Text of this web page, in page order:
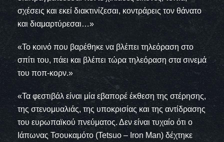
σχέσεις και εκεί διακτινίζεσαι, κοντράρεις τον θάνατο
και διαμαρτύρεσαι…»
«Το κοινό που βαρέθηκε να βλέπει τηλεόραση στο
σπίτι του, πάει και βλέπει τώρα τηλεόραση στα σινεμά
του ποπ-κορν.»
«Τα φεστιβάλ είναι μία εβαπορέ έκθεση της στέρησης,
της στενομυαλιάς, της υποκρισίας και της αντίδρασης
του ευρωπαϊκού πνεύματος. Δεν είναι τυχαίο ότι ο
Ιάπωνας Τσουκαμότο (Tetsuo – Iron Man) δέχτηκε